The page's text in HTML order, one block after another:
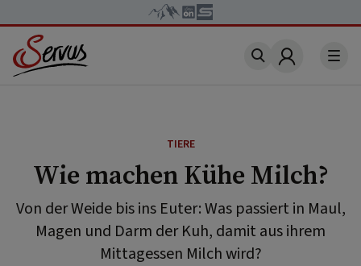
Account
TIERE
Wie machen Kühe Milch?
Von der Weide bis ins Euter: Was passiert in Maul,
Magen und Darm der Kuh, damit aus ihrem
Mittagessen Milch wird?